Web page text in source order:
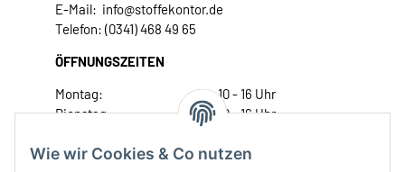
Wie wir Cookies & Co nutzen
E-Mail: info@stoffekontor.de
Telefon: (0341) 468 49 65
ÖFFNUNGSZEITEN
Montag:
10 - 16 Uhr
Dienstag:
10 - 16 Uhr
Donnerstag:
10 - 18 Uhr